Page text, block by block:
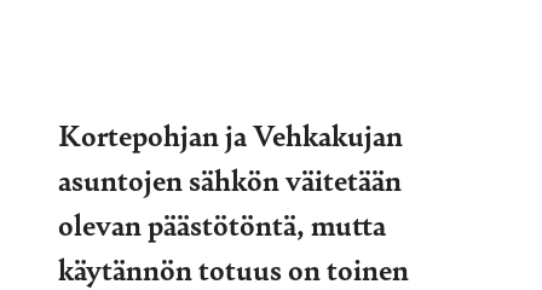
Kortepohjan ja Vehkakujan
asuntojen sähkön väitetään
olevan päästötöntä, mutta
käytännön totuus on toinen